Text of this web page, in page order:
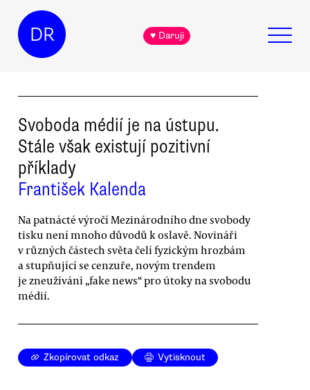
DR ♥ Daruji
Svoboda médií je na ústupu.
Stále však existují pozitivní
příklady
František Kalenda
Na patnácté výročí Mezinárodního dne svobody
tisku není mnoho důvodů k oslavě. Novináři
v různých částech světa čelí fyzickým hrozbám
a stupňující se cenzuře, novým trendem
je zneužívání „fake news“ pro útoky na svobodu
médií.
Zkopírovat odkaz Vytisknout